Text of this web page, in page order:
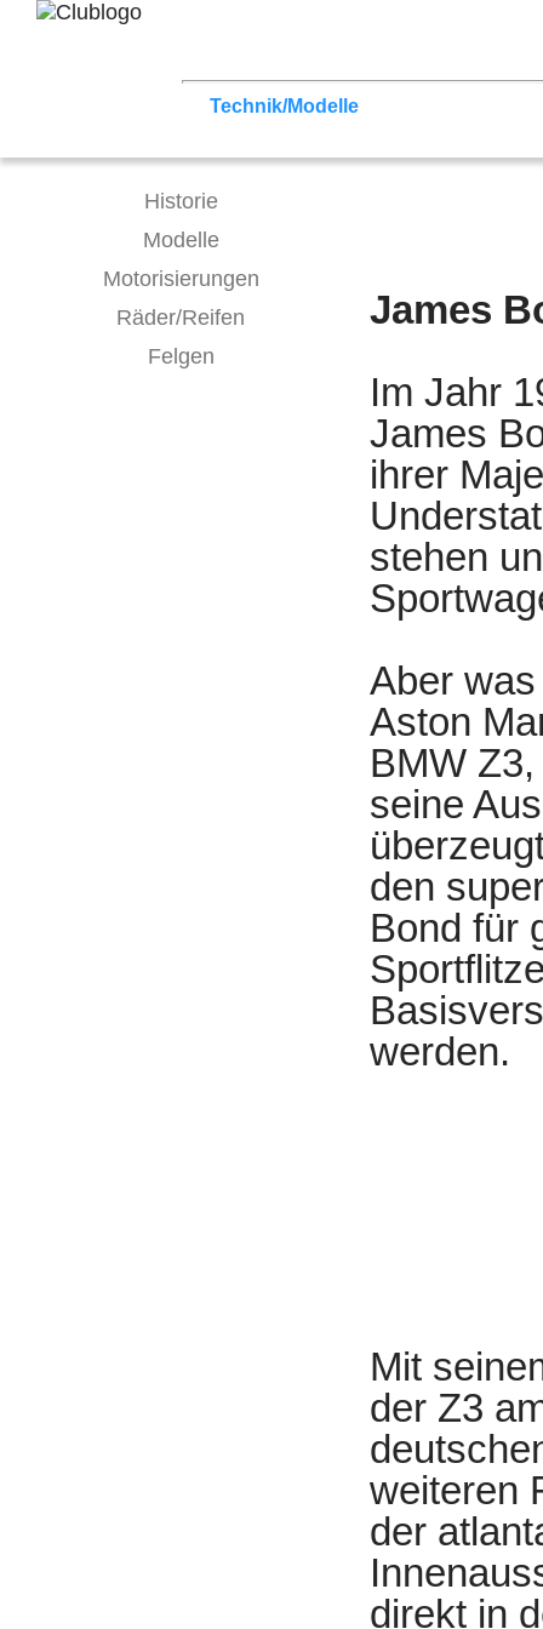
Technik/Modelle
Historie
Modelle
Motorisierungen
Räder/Reifen
Felgen
James
Im Jahr
James
ihrer
stehen
Aber
Aston
BMW
seine
den
Bond für
werden.
Mit
der Z3
weiteren
der
direkt in